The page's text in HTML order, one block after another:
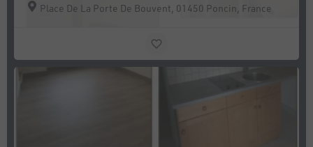
Place De La Porte De Bouvent, 01450 Poncin, France